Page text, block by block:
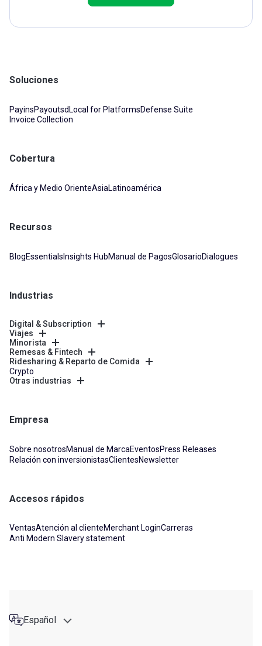
Soluciones
PayinsPayoutsdLocal for PlatformsDefense Suite
Invoice Collection
Cobertura
África y Medio OrienteAsiaLatinoamérica
Recursos
BlogEssentials Insights HubManual de PagosGlosarioDialogues
Industrias
Digital & Subscription
Viajes
Minorista
Remesas & Fintech
Ridesharing & Reparto de Comida
Crypto
Otras industrias
Empresa
Sobre nosotrosManual de MarcaEventosPress Releases
Relación con inversionistasClientesNewsletter
Accesos rápidos
VentasAtención al clienteMerchant LoginCarreras
Anti Modern Slavery statement
Español